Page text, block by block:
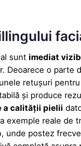
sunt imediat
Deoarece o parte
retușuri
și produce
a calității pielii
exemple reale de
unde postez